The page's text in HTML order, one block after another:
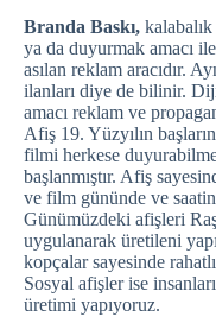
Branda Baskı,
ya da duyurmak amacı
asılan reklam aracıdır.
ilanları diye de bilinir.
amacı reklam ve
Afiş 19. Yüzyılın
filmi herkese
başlanmıştır. Afiş
ve film gününde ve
Günümüzdeki afişleri
uygulanarak üretileni
kopçalar sayesinde
Sosyal afişler ise
üretimi yapıyoruz.